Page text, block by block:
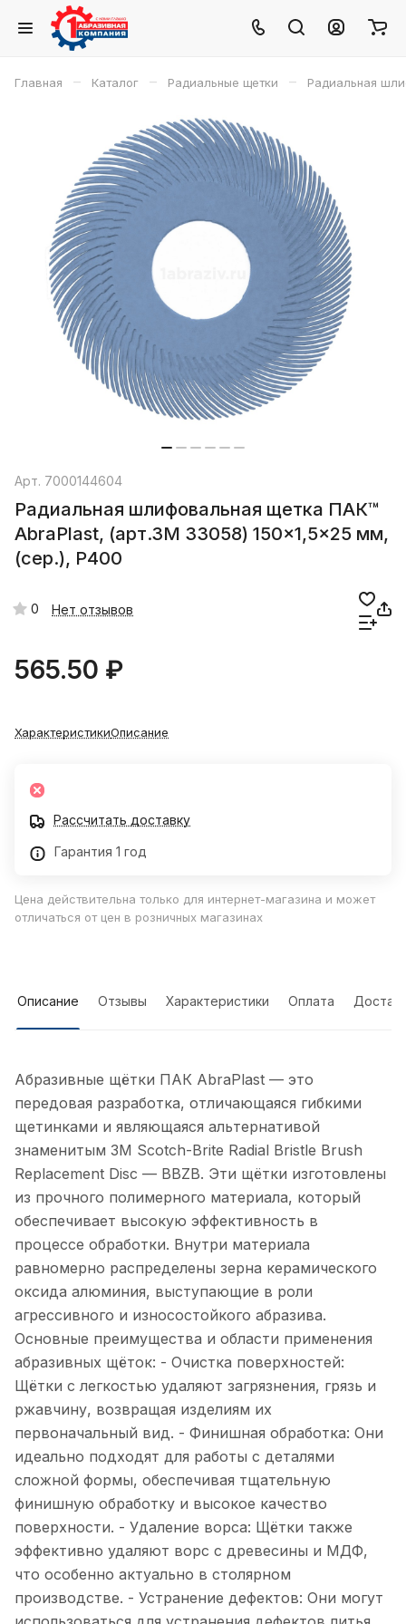
Главная – Каталог – Радиальные щетки – Радиальная
Арт. 7000144604
Радиальная шлифовальная щетка ПАК™
AbraPlast, (арт.3М 33058) 150x1,5x25 мм,
(сер.), P400
0 Нет отзывов
565.50 ₽
ХарактеристикиОписание
Рассчитать доставку
Гарантия 1 год
Цена действительна только для интернет-магазина и может
отличаться от цен в розничных магазинах
Описание Отзывы Характеристики Оплата
Абразивные щётки ПАК AbraPlast — это
передовая разработка, отличающаяся гибкими
щетинками и являющаяся альтернативой
знаменитым 3M Scotch-Brite Radial Bristle Brush
Replacement Disc — BBZB. Эти щётки изготовлены
из прочного полимерного материала, который
обеспечивает высокую эффективность в
процессе обработки. Внутри материала
равномерно распределены зерна керамического
оксида алюминия, выступающие в роли
агрессивного и износостойкого абразива.
Основные преимущества и области применения
абразивных щёток: - Очистка поверхностей:
Щётки с легкостью удаляют загрязнения, грязь и
ржавчину, возвращая изделиям их
первоначальный вид. - Финишная обработка: Они
идеально подходят для работы с деталями
сложной формы, обеспечивая тщательную
финишную обработку и высокое качество
поверхности. - Удаление ворса: Щётки также
эффективно удаляют ворс с древесины и МДФ,
что особенно актуально в столярном
производстве. - Устранение дефектов: Они могут